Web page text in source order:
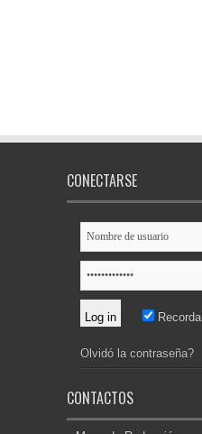
CONECTARSE
Olvidó la contraseña?
CONTACTOS